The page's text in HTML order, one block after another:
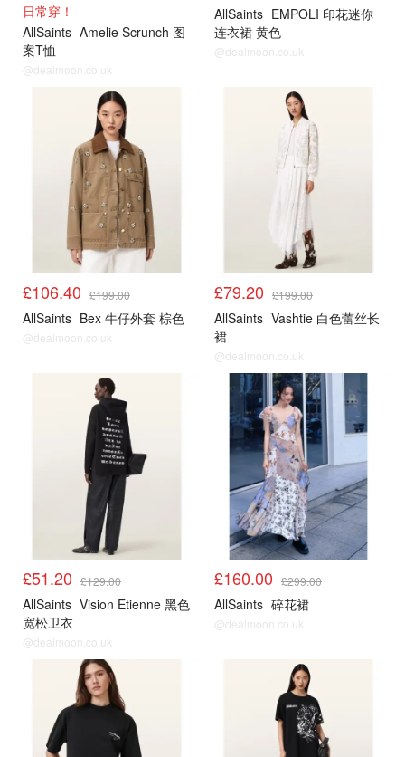
日常穿！
AllSaints Amelie Scrunch 图
案T恤
@dealmoon.co.uk
AllSaints EMPOLI 印花迷你
连衣裙 黄色
@dealmoon.co.uk
£106.40 £199.00
AllSaints Bex 牛仔外套 棕色
@dealmoon.co.uk
£79.20 £199.00
AllSaints Vashtie 白色蕾丝长
裙
@dealmoon.co.uk
£51.20 £129.00
AllSaints Vision Etienne 黑色
宽松卫衣
@dealmoon.co.uk
£160.00 £299.00
AllSaints 碎花裙
@dealmoon.co.uk